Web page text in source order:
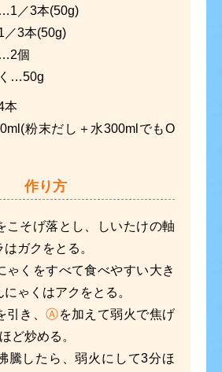
…1／3本(50g)
3本(50g)
…2個
…50g
本
粉末だし＋水300mlでもO
作り方
こそげ落とし、しいたけの軸
ガクをとる。
ゃくをすべて食べやすい大き
ゃくはアクをとる。
引き、Ⓐを加えて弱火で焦げ
ど炒める。
騰したら、弱火にして3分ほ